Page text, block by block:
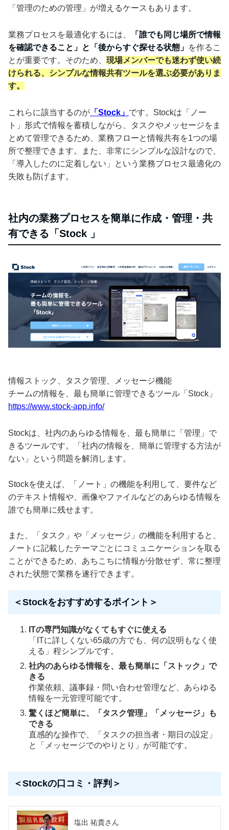
「管理のための管理」が増えるケースもあります。
業務プロセスを最適化するには、
「誰でも同じ場所で情報
を確認できること」と「後からすぐ探せる状態」 を作るこ
とが重要です。そのため、 現場メンバーでも迷わず使い続
けられる、シンプルな情報共有ツールを選ぶ必要がありま
す。
これらに該当するのが 「Stock」 です。Stockは「ノー
ト」形式で情報を蓄積しながら、タスクやメッセージをま
とめて管理できるため、業務フローと情報共有を1つの場
所で整理できます。また、非常にシンプルな設計なので、
「導入したのに定着しない」という業務プロセス最適化の
失敗も防げます。
社内の業務プロセスを簡単に作成・管理・共
有できる「Stock 」
情報ストック、タスク管理、メッセージ機能
チームの情報を、最も簡単に管理できるツール「Stock」
https://www.stock-app.info/
Stockは、社内のあらゆる情報を、最も簡単に「管理」で
きるツールです。「社内の情報を、簡単に管理する方法が
ない」という問題を解消します。
Stockを使えば、「ノート」の機能を利用して、要件など
のテキスト情報や、画像やファイルなどのあらゆる情報を
誰でも簡単に残せます。
また、「タスク」や「メッセージ」の機能を利用すると、
ノートに記載したテーマごとにコミュニケーションを取る
ことができるため、あちこちに情報が分散せず、常に整理
された状態で業務を遂行できます。
＜Stockをおすすめするポイント＞
ITの専門知識がなくてもすぐに使える
「ITに詳しくない65歳の方でも、何の説明もなく使
える」程シンプルです。
社内のあらゆる情報を、最も簡単に「ストック」で
きる
作業依頼、議事録・問い合わせ管理など、あらゆる
情報を一元管理可能です。
驚くほど簡単に、「タスク管理」「メッセージ」も
できる
直感的な操作で、「タスクの担当者・期日の設定」
と「メッセージでのやりとり」が可能です。
＜Stockの口コミ・評判＞
塩出 祐貴さん